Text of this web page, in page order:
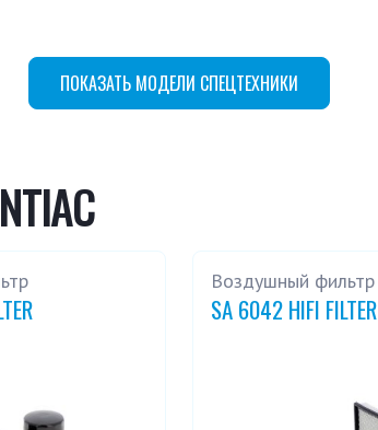
ПОКАЗАТЬ МОДЕЛИ СПЕЦТЕХНИКИ
Воздушный фильтр
SA 6042 HIFI FILTER